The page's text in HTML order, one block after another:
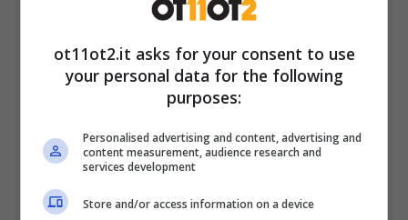
valutazione dei rischi, azioni di prevenzione
software sviluppato secondo i principi del
ePrivacy by Design
Reagire all’emergenza e
rilanciare l’innovazione
ot11ot2.it asks for your consent to use
your personal data for the following
purposes:
Personalised advertising and content, advertising and
content measurement, audience research and
services development
Store and/or access information on a device